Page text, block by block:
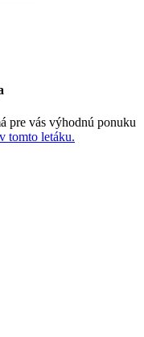
pre vás výhodnú ponuku
tomto letáku.